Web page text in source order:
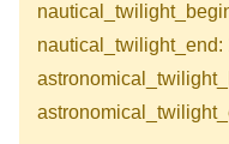
nautical_twilight_end: